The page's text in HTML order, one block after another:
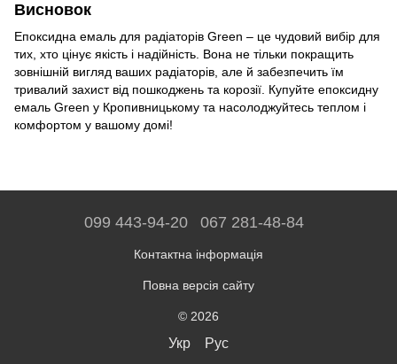
Висновок
Епоксидна емаль для радіаторів Green – це чудовий вибір для
тих, хто цінує якість і надійність. Вона не тільки покращить
зовнішній вигляд ваших радіаторів, але й забезпечить їм
тривалий захист від пошкоджень та корозії. Купуйте епоксидну
емаль Green у Кропивницькому та насолоджуйтесь теплом і
комфортом у вашому домі!
099 443-94-20 067 281-48-84
Контактна інформація
Повна версія сайту
© 2026
Укр Рус